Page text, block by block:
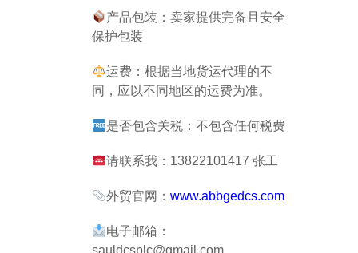
产品包装：卖家提供完备且安全
保护包装
运费：根据当地货运代理的不
同，应以不同地区的运费为准。
是否包含关税：不包含任何税费
请联系我：13822101417 张工
外贸官网：www.abbgedcs.com
电子邮箱：
sauldcsplc@gmail.com